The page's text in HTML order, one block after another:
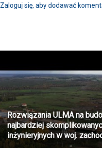
Zaloguj się, aby dodawać
Rozwiązania ULMA na
najbardziej
inżynieryjnych w woj.